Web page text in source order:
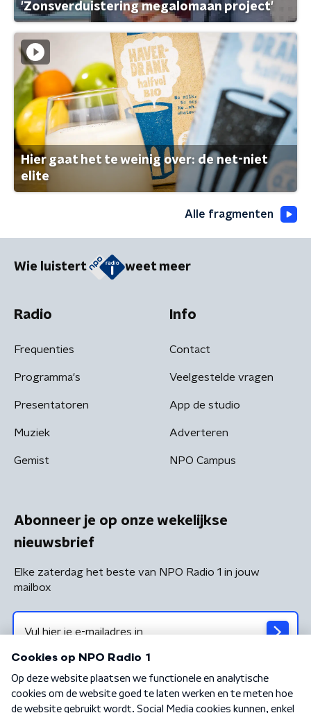
'Zonsverduistering megalomaan project'
Hier gaat het te weinig over: de net-niet
elite
Alle fragmenten
Wie luistert weet meer
Radio
Frequenties
Programma's
Presentatoren
Muziek
Gemist
Info
Contact
Veelgestelde vragen
App de studio
Adverteren
NPO Campus
Abonneer je op onze wekelijkse
nieuwsbrief
Elke zaterdag het beste van NPO Radio 1 in jouw
mailbox